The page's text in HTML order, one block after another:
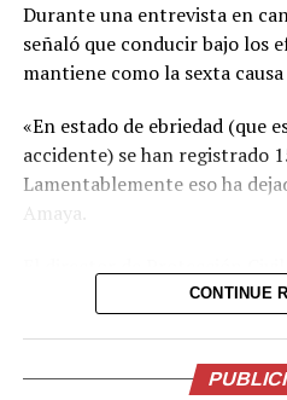
En estos espacios, también
coordinadas por el Consejo
Infancia y Adolescencia
disfrutaron de
encuentros deportivos.
Durante una entrevista en
señaló que conducir bajo los
mantiene como la sexta
«En estado de ebriedad (que
accidente) se han registrado
Lamentablemente eso ha
Amaya.
período, se contabilizaron
CONTINUE